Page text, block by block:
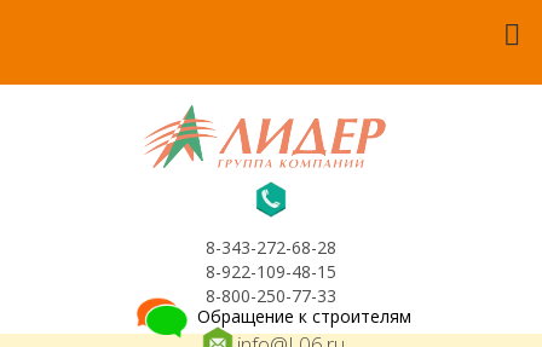
8-343-272-68-28
8-922-109-48-15
8-800-250-77-33
Обращение к строителям